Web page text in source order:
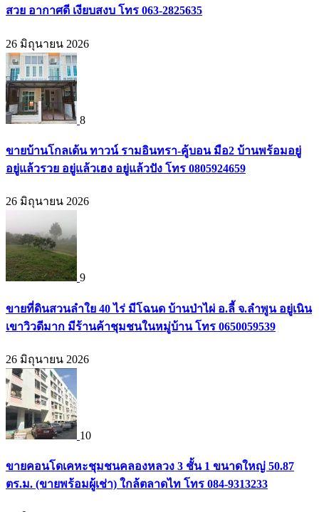
สวย อากาศดี เงียบสงบ โทร 063-2825635
26 มิถุนายน 2026
8
ขายบ้านโกลเด้น ทาวน์ รามอินทรา-คู้บอน มือ2 บ้านพร้อมอยู่
อยู่แล้วรวย อยู่แล้วเฮง อยู่แล้วปัง โทร 0805924659
26 มิถุนายน 2026
9
ขายที่ดินสวนลำใย 40 ไร่ มีโฉนด บ้านป่าไผ่ อ.ลี้ จ.ลำพูน อยู่เนิน
เขาวิวดีมาก มีร้านค้าชุมชนในหมู่บ้าน โทร 0650059539
26 มิถุนายน 2026
10
ขายคอนโดเคหะชุมชนคลองหลวง 3 ชั้น 1 ขนาดใหญ่ 50.87
ตร.ม. (ขายพร้อมผู้เช่า) ใกล้ตลาดไท โทร 084-9313233